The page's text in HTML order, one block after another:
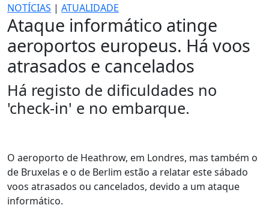
NOTÍCIAS | ATUALIDADE
Ataque informático atinge
aeroportos europeus. Há voos
atrasados e cancelados
Há registo de dificuldades no
'check-in' e no embarque.
O aeroporto de Heathrow, em Londres, mas também o
de Bruxelas e o de Berlim estão a relatar este sábado
voos atrasados ou cancelados, devido a um ataque
informático.